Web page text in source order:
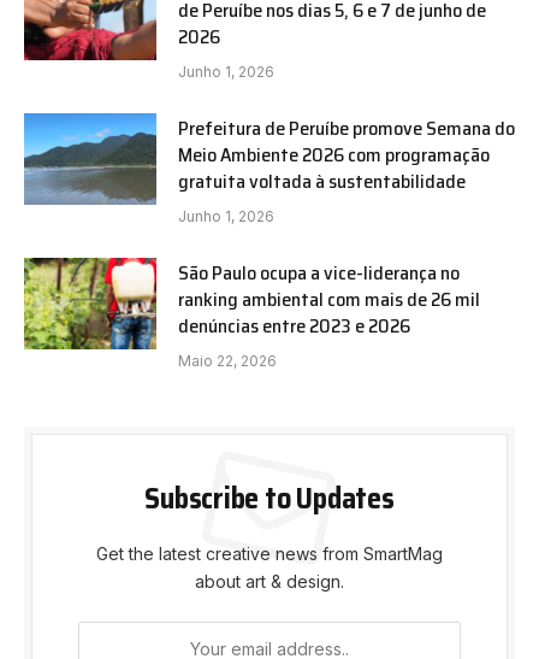
de Peruíbe nos dias 5, 6 e 7 de junho de
2026
Junho 1, 2026
Prefeitura de Peruíbe promove Semana do
Meio Ambiente 2026 com programação
gratuita voltada à sustentabilidade
Junho 1, 2026
São Paulo ocupa a vice-liderança no
ranking ambiental com mais de 26 mil
denúncias entre 2023 e 2026
Maio 22, 2026
Subscribe to Updates
Get the latest creative news from SmartMag
about art & design.